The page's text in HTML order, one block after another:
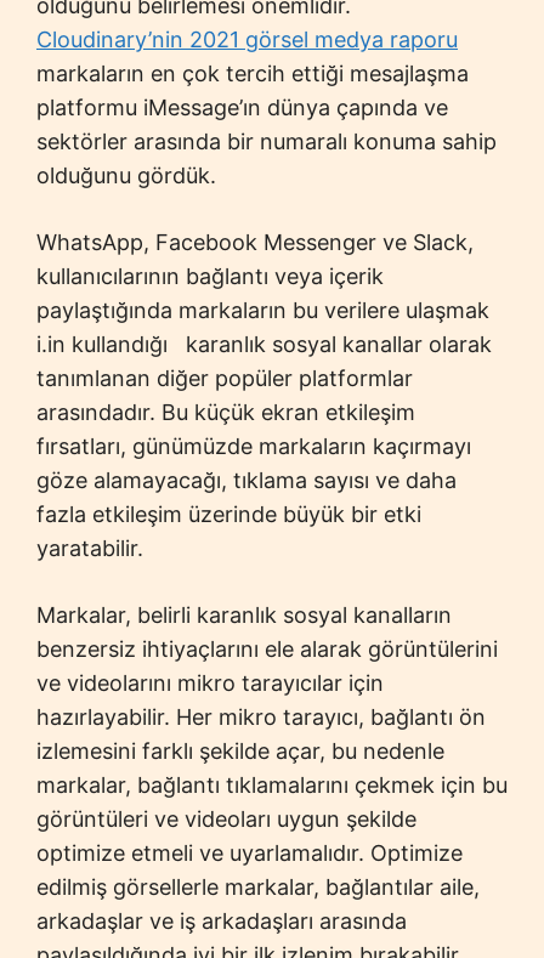
olduğunu belirlemesi önemlidir.
Cloudinary’nin 2021 görsel medya raporu
markaların en çok tercih ettiği mesajlaşma
platformu iMessage’ın dünya çapında ve
sektörler arasında bir numaralı konuma sahip
olduğunu gördük.
WhatsApp, Facebook Messenger ve Slack,
kullanıcılarının bağlantı veya içerik
paylaştığında markaların bu verilere ulaşmak
i.in kullandığı karanlık sosyal kanallar olarak
tanımlanan diğer popüler platformlar
arasındadır. Bu küçük ekran etkileşim
fırsatları, günümüzde markaların kaçırmayı
göze alamayacağı, tıklama sayısı ve daha
fazla etkileşim üzerinde büyük bir etki
yaratabilir.
Markalar, belirli karanlık sosyal kanalların
benzersiz ihtiyaçlarını ele alarak görüntülerini
ve videolarını mikro tarayıcılar için
hazırlayabilir. Her mikro tarayıcı, bağlantı ön
izlemesini farklı şekilde açar, bu nedenle
markalar, bağlantı tıklamalarını çekmek için bu
görüntüleri ve videoları uygun şekilde
optimize etmeli ve uyarlamalıdır. Optimize
edilmiş görsellerle markalar, bağlantılar aile,
arkadaşlar ve iş arkadaşları arasında